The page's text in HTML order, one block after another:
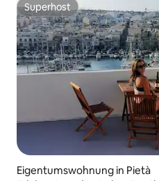
Superhost
Superhost
Eigentumswohnung in Pietà